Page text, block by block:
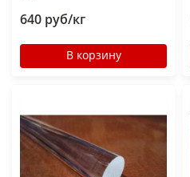
640 руб/кг
В корзину